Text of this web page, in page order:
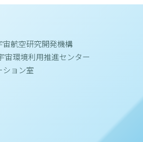
航空研究開発機構
宙環境利用推進センター
ション室